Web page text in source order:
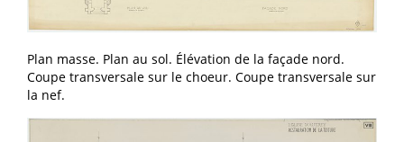
Plan masse. Plan au sol. Élévation de la façade nord.
Coupe transversale sur le choeur. Coupe transversale sur
la nef.